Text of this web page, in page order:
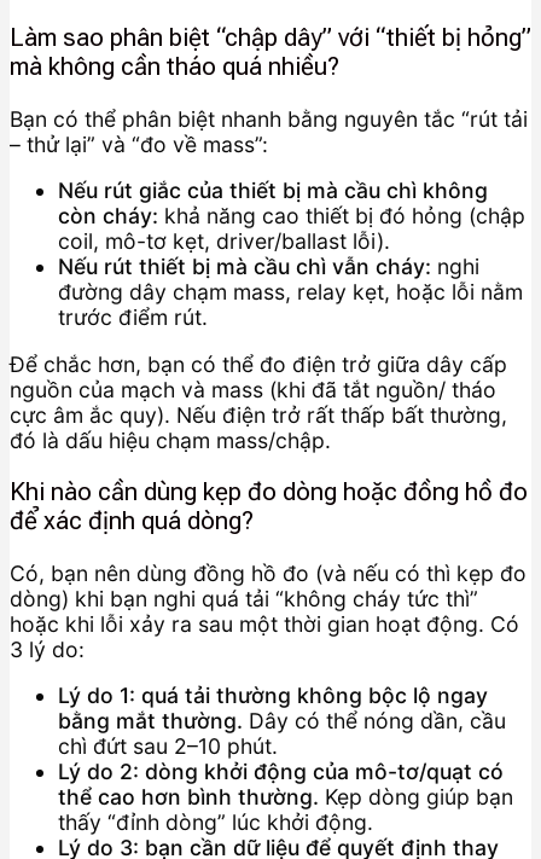
Làm sao phân biệt “chập dây” với “thiết bị hỏng”
mà không cần tháo quá nhiều?
Bạn có thể phân biệt nhanh bằng nguyên tắc “rút tải
– thử lại” và “đo về mass”:
Nếu rút giắc của thiết bị mà cầu chì không
còn cháy: khả năng cao thiết bị đó hỏng (chập
coil, mô-tơ kẹt, driver/ballast lỗi).
Nếu rút thiết bị mà cầu chì vẫn cháy: nghi
đường dây chạm mass, relay kẹt, hoặc lỗi nằm
trước điểm rút.
Để chắc hơn, bạn có thể đo điện trở giữa dây cấp
nguồn của mạch và mass (khi đã tắt nguồn/ tháo
cực âm ắc quy). Nếu điện trở rất thấp bất thường,
đó là dấu hiệu chạm mass/chập.
Khi nào cần dùng kẹp đo dòng hoặc đồng hồ đo
để xác định quá dòng?
Có, bạn nên dùng đồng hồ đo (và nếu có thì kẹp đo
dòng) khi bạn nghi quá tải “không cháy tức thì”
hoặc khi lỗi xảy ra sau một thời gian hoạt động. Có
3 lý do:
Lý do 1: quá tải thường không bộc lộ ngay
bằng mắt thường. Dây có thể nóng dần, cầu
chì đứt sau 2–10 phút.
Lý do 2: dòng khởi động của mô-tơ/quạt có
thể cao hơn bình thường. Kẹp dòng giúp bạn
thấy “đỉnh dòng” lúc khởi động.
Lý do 3: bạn cần dữ liệu để quyết định thay